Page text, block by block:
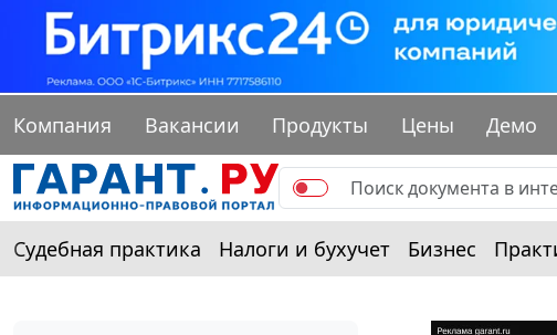
Компания Вакансии Продукты Цены Демо
Судебная практика Налоги и бухучет Бизнес